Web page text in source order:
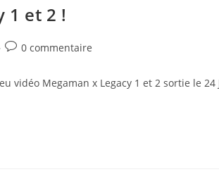
1 et 2 !
Commentaires
publication :
0 commentaire
vidéo Megaman x Legacy 1 et 2 sortie le 24